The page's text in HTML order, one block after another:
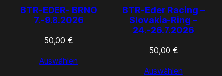
BTR-EDER- BRNO
7.-9.8.2026
50,00€
Auswählen
BTR-Eder Racing –
Slovakia-Ring –
24.-26.7.2026
50,00 €
Auswählen